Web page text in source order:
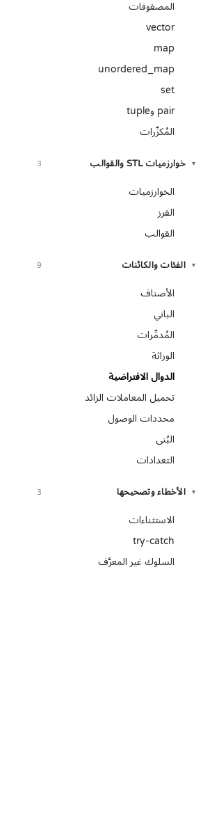
المصفوفات
vector
map
unordered_map
set
pair وtuple
المُكرِّرات
▾ خوارزميات STL والقوالب 3
الخوارزميات
الفرز
القوالب
▾ الفئات والكائنات 9
الأصناف
الباني
المُدمِّرات
الوراثة
الدوال الافتراضية
تحميل المعاملات الزائد
محددات الوصول
البُنى
التعدادات
▾ الأخطاء وتصحيحها 3
الاستثناءات
try-catch
السلوك غير المعرَّف